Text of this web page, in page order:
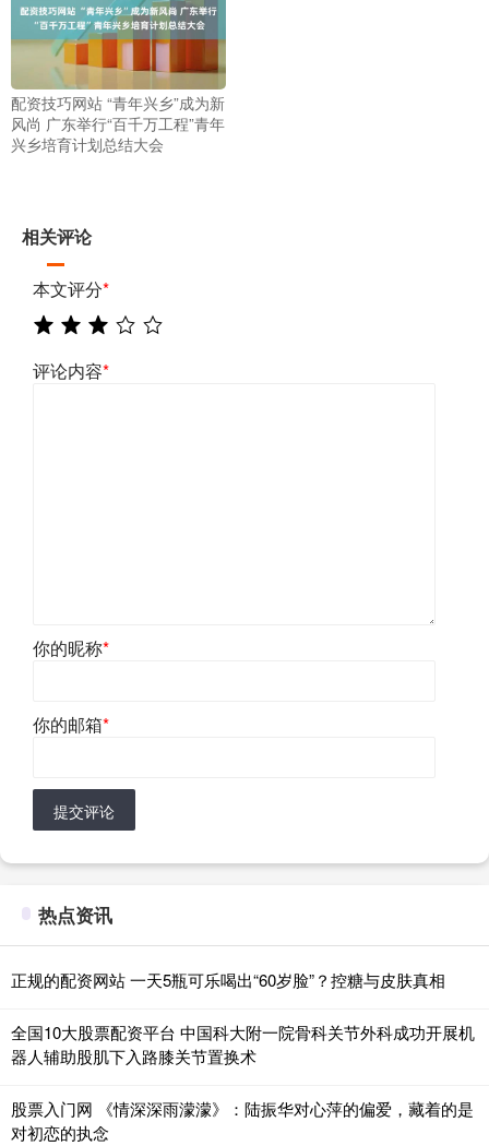
配资技巧网站 “青年兴乡”成为新
风尚 广东举行“百千万工程”青年
兴乡培育计划总结大会
相关评论
本文评分*
评论内容*
你的昵称*
你的邮箱*
提交评论
热点资讯
正规的配资网站 一天5瓶可乐喝出“60岁脸”？控糖与皮肤真相
全国10大股票配资平台 中国科大附一院骨科关节外科成功开展机
器人辅助股肌下入路膝关节置换术
股票入门网 《情深深雨濛濛》：陆振华对心萍的偏爱，藏着的是
对初恋的执念